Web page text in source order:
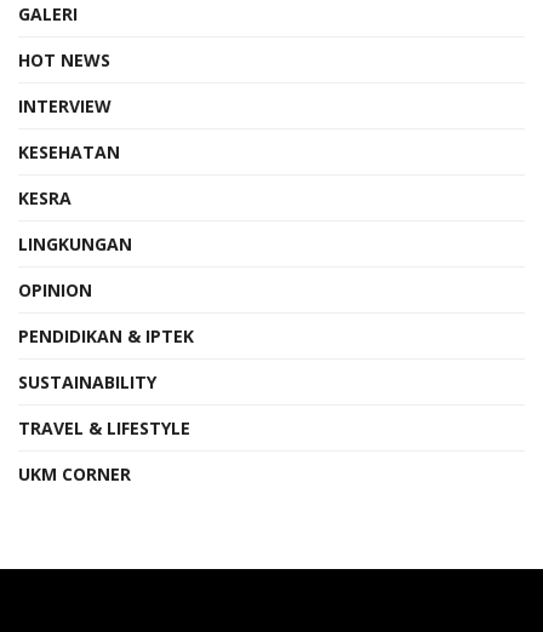
GALERI
HOT NEWS
INTERVIEW
KESEHATAN
KESRA
LINGKUNGAN
OPINION
PENDIDIKAN & IPTEK
SUSTAINABILITY
TRAVEL & LIFESTYLE
UKM CORNER